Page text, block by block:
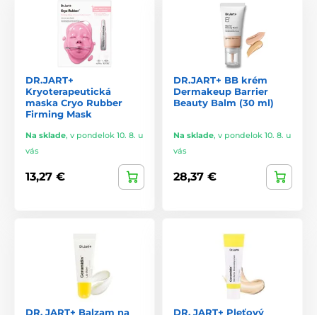
Dr. Jart+ Dermask Water Jet Vital Hydra Solution
hydratačná maska s kyselinou hyalurónovou a rastlinnou
vodou, ideálna pre suchú a dehydratovanú pleť.
Dr. Jart+ BB Beauty Balm SPF 45
– Kultový BB krém, ktorý
poskytuje hydratáciu, ochranu pred slnkom a stredné krytie s
prirodzeným efektom.
Prečo si vybrať Dr. Jart+?
Inovácie vyvinuté dermatológmi s klinicky overenými
výsledkami
Silné, no jemné formuly – vhodné aj pre citlivú pleť
Široká ponuka od upokojujúcich krémov po intenzívne
hydratačné masky
Dr. Jart+ predstavuje dokonalú rovnováhu medzi
kórejskou vedou a kreatívnou starostlivosťou o pleť – pre
zdravú, žiarivú a upokojenú pokožku.
DR.JART+
Kryoterapeutická
maska Cryo Rubber
Firming Mask
Na sklade, v pondelok 10. 8. u
vás
13,27 €
DR.JART+ BB krém
Dermakeup Barrier
Beauty Balm (30 ml)
Na sklade, v pondelok 10. 8. u
vás
28,37 €
DR. JART+ Balzam na
DR. JART+ Pleťový